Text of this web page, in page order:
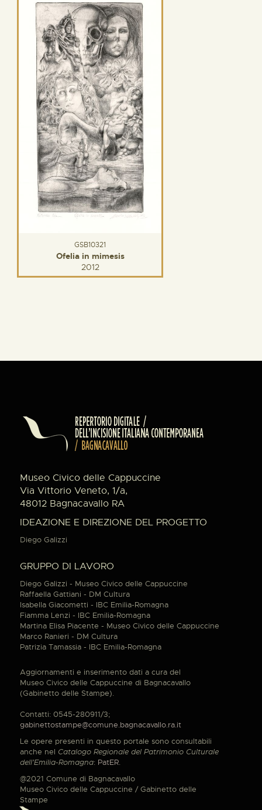
GSB10321
Ofelia in mimesis
2012
Museo Civico delle Cappuccine
Via Vittorio Veneto, 1/a,
48012 Bagnacavallo RA
IDEAZIONE E DIREZIONE DEL PROGETTO
Diego Galizzi
GRUPPO DI LAVORO
Diego Galizzi - Museo Civico delle Cappuccine
Raffaella Gattiani - DM Cultura
Isabella Giacometti - IBC Emilia-Romagna
Fiamma Lenzi - IBC Emilia-Romagna
Martina Elisa Piacente - Museo Civico delle Cappuccine
Marco Ranieri - DM Cultura
Patrizia Tamassia - IBC Emilia-Romagna
Aggiornamenti e inserimento dati a cura del
Museo Civico delle Cappuccine di Bagnacavallo
(Gabinetto delle Stampe).
Contatti: 0545-280911/3;
gabinettostampe@comune.bagnacavallo.ra.it
Le opere presenti in questo portale sono consultabili
anche nel Catalogo Regionale del Patrimonio Culturale
dell'Emilia-Romagna: PatER.
@2021 Comune di Bagnacavallo
Museo Civico delle Cappuccine / Gabinetto delle
Stampe